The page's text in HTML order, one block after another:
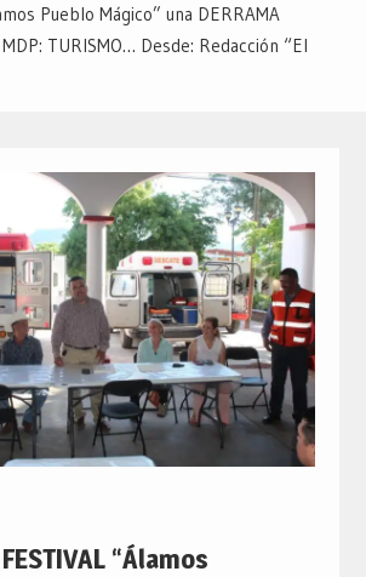
Pueblo Mágico” una DERRAMA
TURISMO… Desde: Redacción “El
“Álamos